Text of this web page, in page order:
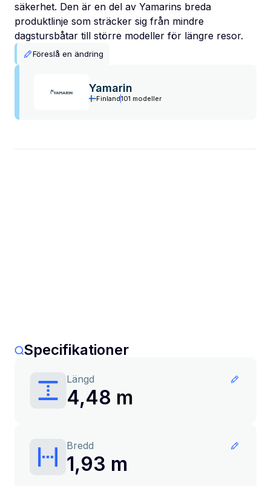
säkerhet. Den är en del av Yamarins breda
produktlinje som sträcker sig från mindre
dagstursbåtar till större modeller för längre resor.
Föreslå en ändring
Yamarin
Finland101 modeller
Specifikationer
Längd
4,48 m
Bredd
1,93 m